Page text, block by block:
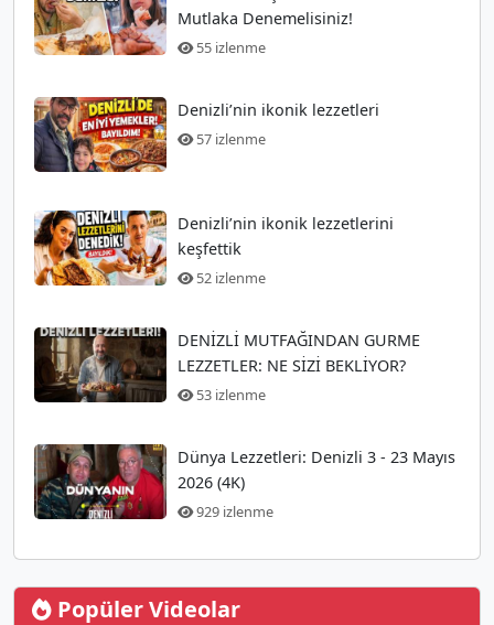
Mutlaka Denemelisiniz!
55 izlenme
Denizli’nin ikonik lezzetleri
57 izlenme
Denizli’nin ikonik lezzetlerini
keşfettik
52 izlenme
DENİZLİ MUTFAĞINDAN GURME
LEZZETLER: NE SİZİ BEKLİYOR?
53 izlenme
Dünya Lezzetleri: Denizli 3 - 23 Mayıs
2026 (4K)
929 izlenme
Popüler Videolar